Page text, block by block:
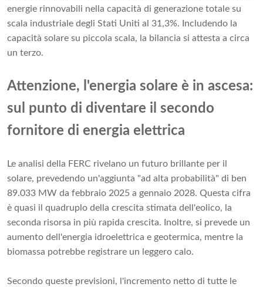
energie rinnovabili nella capacità di generazione totale su
scala industriale degli Stati Uniti al 31,3%. Includendo la
capacità solare su piccola scala, la bilancia si attesta a circa
un terzo.
Attenzione, l'energia solare è in ascesa:
sul punto di diventare il secondo
fornitore di energia elettrica
Le analisi della FERC rivelano un futuro brillante per il
solare, prevedendo un'aggiunta "ad alta probabilità" di ben
89.033 MW da febbraio 2025 a gennaio 2028. Questa cifra
è quasi il quadruplo della crescita stimata dell'eolico, la
seconda risorsa in più rapida crescita. Inoltre, si prevede un
aumento dell'energia idroelettrica e geotermica, mentre la
biomassa potrebbe registrare un leggero calo.
Secondo queste previsioni, l'incremento netto di tutte le